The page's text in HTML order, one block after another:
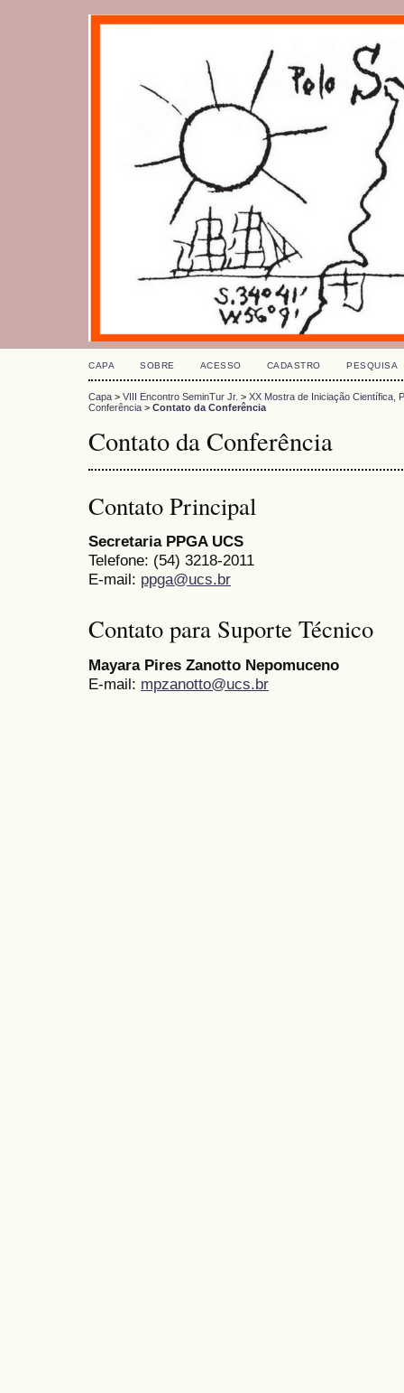
CAPA SOBRE ACESSO CADASTRO PESQUISA
Capa > VIII Encontro SeminTur Jr. > XX Mostra de Iniciação Científica,
Conferência > Contato da Conferência
Contato da Conferência
Contato Principal
Secretaria PPGA UCS
Telefone: (54) 3218-2011
E-mail: ppga@ucs.br
Contato para Suporte Técnico
Mayara Pires Zanotto Nepomuceno
E-mail: mpzanotto@ucs.br